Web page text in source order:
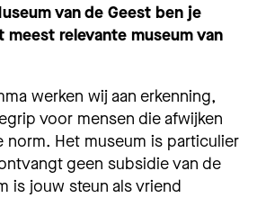
van de Geest ben je
relevante museum van
werken wij aan erkenning,
voor mensen die afwijken
norm. Het museum is particulier
geen subsidie van de
is jouw steun als vriend